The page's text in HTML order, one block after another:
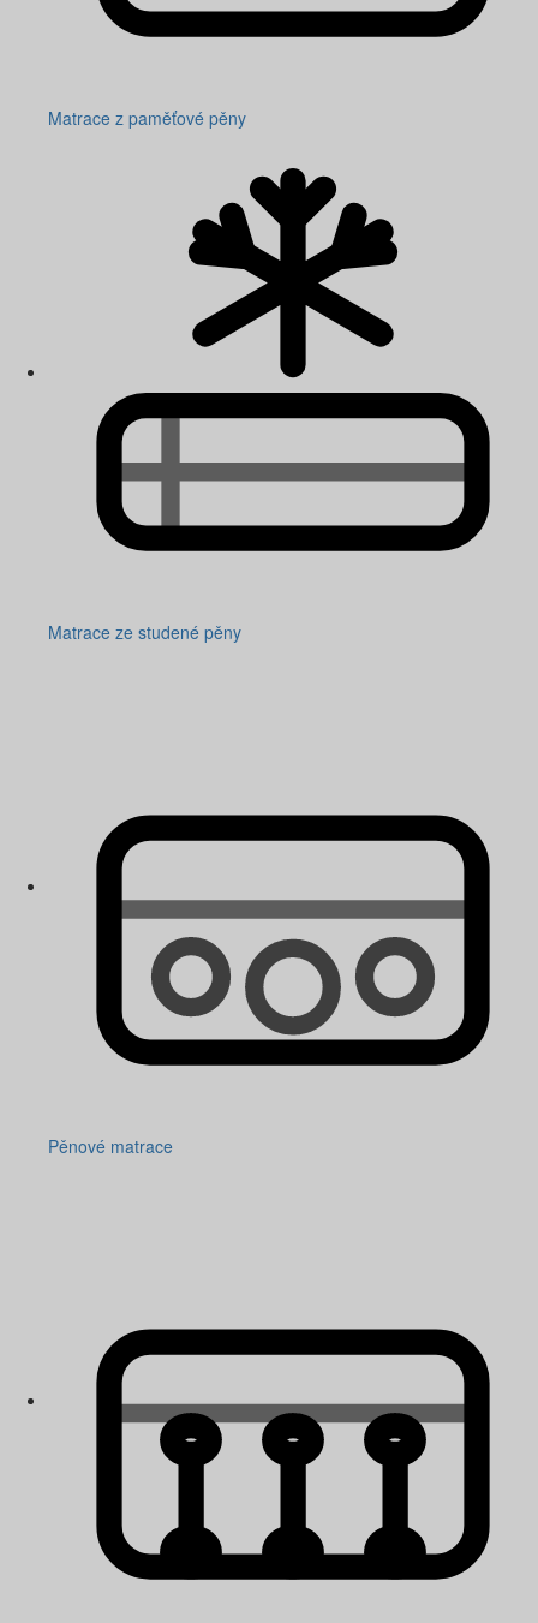
Matrace z paměťové pěny
Matrace ze studené pěny
Pěnové matrace